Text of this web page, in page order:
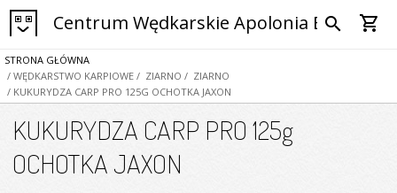
Centrum Wędkarskie Apolonia Bytom
search shopping_cart
STRONA GŁÓWNA
/ WĘDKARSTWO KARPIOWE / ZIARNO / ZIARNO
/ KUKURYDZA CARP PRO 125G OCHOTKA JAXON
KUKURYDZA CARP PRO 125g
OCHOTKA JAXON